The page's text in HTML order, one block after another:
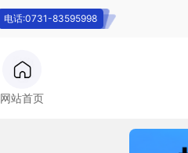
电话:0731-83595998
网站首页